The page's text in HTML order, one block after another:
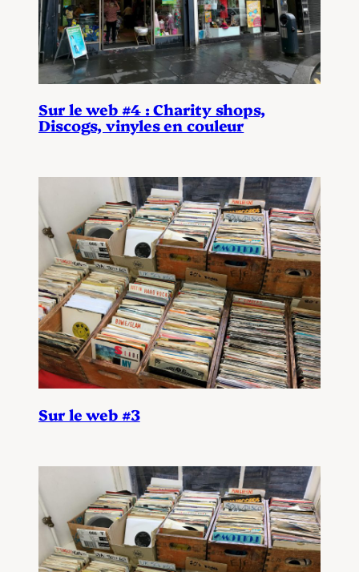
Sur le web #4 : Charity shops,
Discogs, vinyles en couleur
Sur le web #3